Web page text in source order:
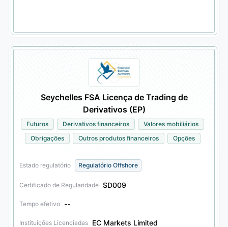
Seychelles FSA Licença de Trading de
Derivativos (EP)
Futuros Derivativos financeiros
Valores mobiliários
Obrigações
Outros produtos financeiros Opções
Estado regulatório Regulatório Offshore
Certificado de Regularidade SD009
Tempo efetivo --
Instituições Licenciadas EC Markets Limited